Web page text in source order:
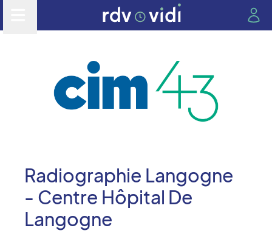
Radiographie Langogne
- Centre Hôpital De
Langogne